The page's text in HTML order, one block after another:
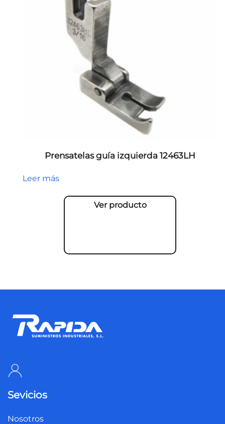
Prensatelas guía izquierda 12463LH
Leer más
Ver producto
Sevicios
Nosotros